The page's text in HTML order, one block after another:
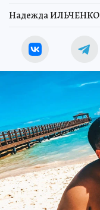
Надежда ИЛЬЧЕНКО